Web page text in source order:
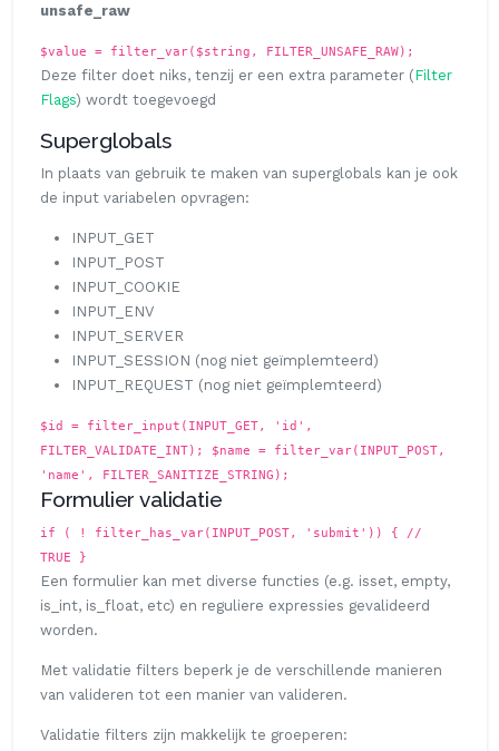
unsafe_raw
$value = filter_var($string, FILTER_UNSAFE_RAW);
Deze filter doet niks, tenzij er een extra parameter (Filter
Flags) wordt toegevoegd
Superglobals
In plaats van gebruik te maken van superglobals kan je ook
de input variabelen opvragen:
INPUT_GET
INPUT_POST
INPUT_COOKIE
INPUT_ENV
INPUT_SERVER
INPUT_SESSION (nog niet geïmplemteerd)
INPUT_REQUEST (nog niet geïmplemteerd)
$id = filter_input(INPUT_GET, 'id',
FILTER_VALIDATE_INT); $name = filter_var(INPUT_POST,
'name', FILTER_SANITIZE_STRING);
Formulier validatie
if ( ! filter_has_var(INPUT_POST, 'submit')) { //
TRUE }
Een formulier kan met diverse functies (e.g. isset, empty,
is_int, is_float, etc) en reguliere expressies gevalideerd
worden.
Met validatie filters beperk je de verschillende manieren
van valideren tot een manier van valideren.
Validatie filters zijn makkelijk te groeperen: